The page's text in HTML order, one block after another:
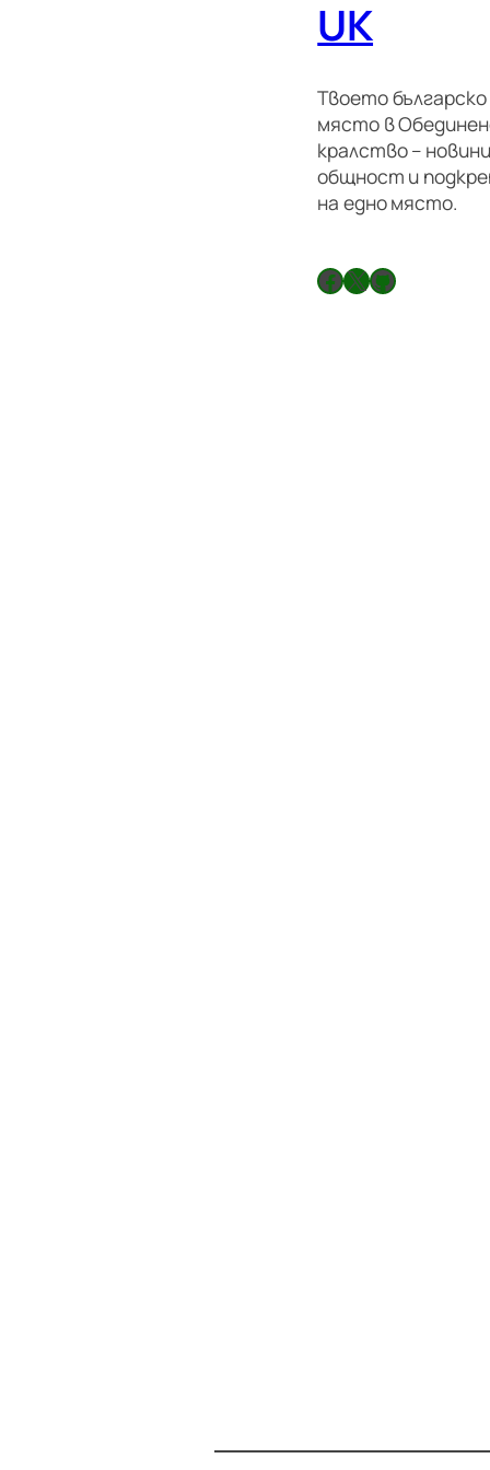
UK
Твоето българско
място в
кралство –
общност и
на едно място.
Facebook X GitHub